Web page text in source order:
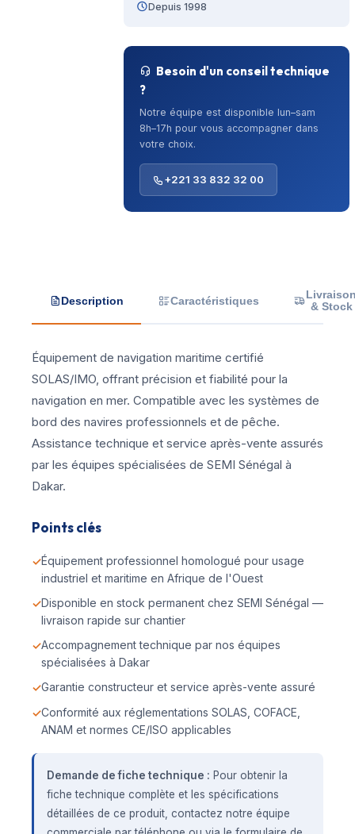
Depuis 1998
Besoin d'un conseil technique
?
Notre équipe est disponible lun–sam
8h–17h pour vous accompagner dans
votre choix.
+221 33 832 32 00
Description Caractéristiques
& Stock
Équipement de navigation maritime certifié
SOLAS/IMO, offrant précision et fiabilité pour la
navigation en mer. Compatible avec les systèmes de
bord des navires professionnels et de pêche.
Assistance technique et service après-vente assurés
par les équipes spécialisées de SEMI Sénégal à
Dakar.
Points clés
Équipement professionnel homologué pour usage
industriel et maritime en Afrique de l'Ouest
Disponible en stock permanent chez SEMI Sénégal —
livraison rapide sur chantier
Accompagnement technique par nos équipes
spécialisées à Dakar
Garantie constructeur et service après-vente assuré
Conformité aux réglementations SOLAS, COFACE,
ANAM et normes CE/ISO applicables
Demande de fiche technique : Pour obtenir la
fiche technique complète et les spécifications
détaillées de ce produit, contactez notre équipe